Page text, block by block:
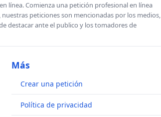
línea. Comienza una petición profesional en línea
peticiones son mencionadas por los medios,
destacar ante el publico y los tomadores de
Más
Crear una petición
Política de privacidad